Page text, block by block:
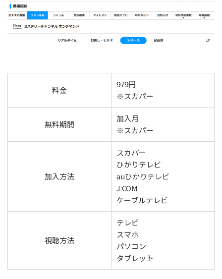
料金
979円
※スカパー
無料期間
加入月
※スカパー
加入方法
スカパー
ひかりテレビ
auひかりテレビ
J:COM
ケーブルテレビ
視聴方法
テレビ
スマホ
パソコン
タブレット